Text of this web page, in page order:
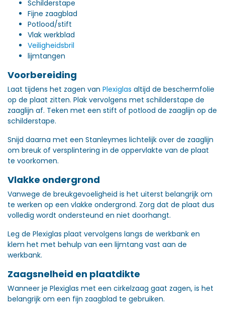
Schilderstape
Fijne zaagblad
Potlood/stift
Vlak werkblad
Veiligheidsbril
lijmtangen
Voorbereiding
Laat tijdens het zagen van Plexiglas altijd de beschermfolie
op de plaat zitten. Plak vervolgens met schilderstape de
zaaglijn af. Teken met een stift of potlood de zaaglijn op de
schilderstape.
Snijd daarna met een Stanleymes lichtelijk over de zaaglijn
om breuk of versplintering in de oppervlakte van de plaat
te voorkomen.
Vlakke ondergrond
Vanwege de breukgevoeligheid is het uiterst belangrijk om
te werken op een vlakke ondergrond. Zorg dat de plaat dus
volledig wordt ondersteund en niet doorhangt.
Leg de Plexiglas plaat vervolgens langs de werkbank en
klem het met behulp van een lijmtang vast aan de
werkbank.
Zaagsnelheid en plaatdikte
Wanneer je Plexiglas met een cirkelzaag gaat zagen, is het
belangrijk om een fijn zaagblad te gebruiken.